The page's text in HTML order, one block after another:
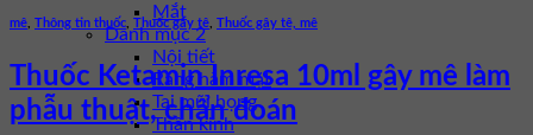
Mắt
Danh mục 2
Nội tiết
Răng hàm mặt
Tai mũi họng
Thần kinh
mê Thông tin thuốc Thuốc gây tê Thuốc gây tê, mê
Thuốc Ketamin Inresa 10ml gây mê làm
phẫu thuật, chẩn đoán